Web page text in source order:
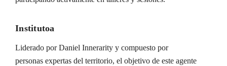
Institutoa
Liderado por Daniel Innerarity y compuesto por
personas expertas del territorio, el objetivo de este agente